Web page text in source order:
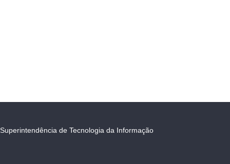
Superintendência de Tecnologia da Informação